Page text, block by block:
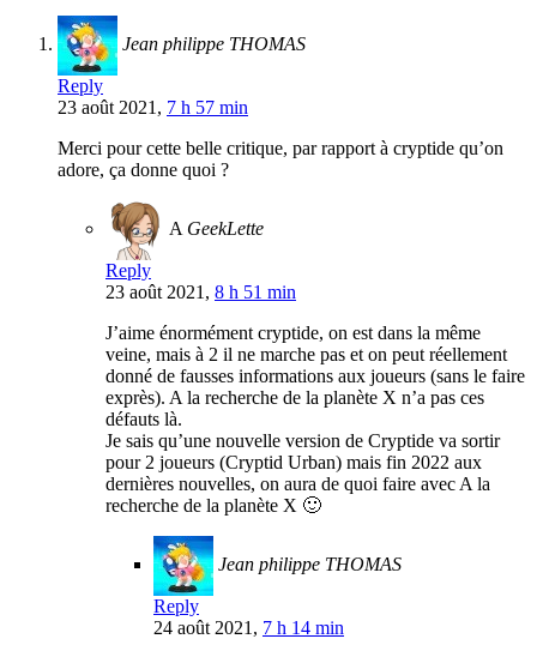
Jean philippe THOMAS
Reply
23 août 2021, 7 h 57 min
Merci pour cette belle critique, par rapport à cryptide qu’on
adore, ça donne quoi ?
A GeekLette
Reply
23 août 2021, 8 h 51 min
J’aime énormément cryptide, on est dans la même
veine, mais à 2 il ne marche pas et on peut réellement
donné de fausses informations aux joueurs (sans le faire
exprès). A la recherche de la planète X n’a pas ces
défauts là.
Je sais qu’une nouvelle version de Cryptide va sortir
pour 2 joueurs (Cryptid Urban) mais fin 2022 aux
dernières nouvelles, on aura de quoi faire avec A la
recherche de la planète X 🙂
Jean philippe THOMAS
Reply
24 août 2021, 7 h 14 min